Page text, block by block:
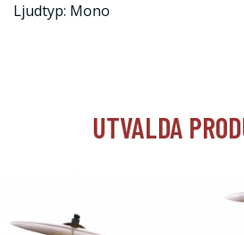
Ljudtyp: Mono
UTVALDA